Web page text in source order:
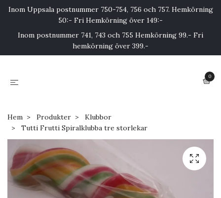
Inom Uppsala postnummer 750-754, 756 och 757. Hemkörning
50:- Fri Hemkörning över 149:-
Inom postnummer 741, 743 och 755 Hemkörning 99.- Fri
hemkörning över 399.-
0
Hem Produkter
Klubbor
Tutti Frutti Spiralklubba tre storlekar